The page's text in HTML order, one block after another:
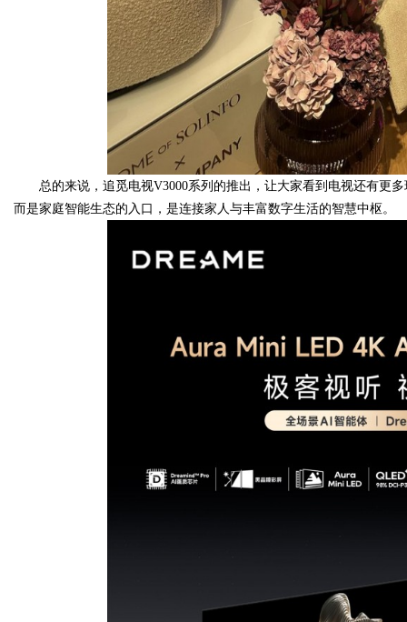
总的来说，追觅电视V3000系列的推出，让大家看到电视还有更
而是家庭智能生态的入口，是连接家人与丰富数字生活的智慧中枢。